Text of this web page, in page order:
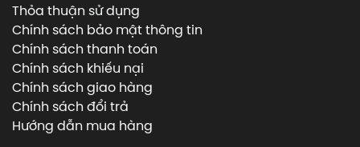
Thỏa thuận sử dụng
Chính sách bảo mật thông tin
Chính sách thanh toán
Chính sách khiếu nại
Chính sách giao hàng
Chính sách đổi trả
Hướng dẫn mua hàng